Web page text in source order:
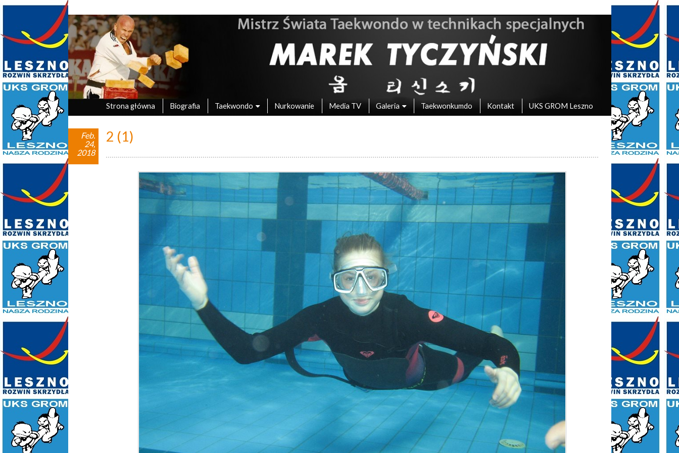
Marek Tyczyński – Mistrz Świata w Taekwondo
oficjalna strona UKS Grom Leszno
Strona główna Biografia Taekwondo Nurkowanie Media TV Galeria Taekwonkumdo Kontakt UKS GROM Leszno
2 (1)
Feb.
24,
2018